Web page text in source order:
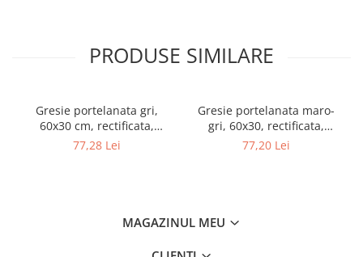
Profile metalice/Profile pentru gips-
PRODUSE SIMILARE
Gresie portelanata gri,
60x30 cm, rectificata,
Colectie QUARTZ, str. -
77,28 Lei
Gresie portelanata maro-
gri, 60x30, rectificata,
Colectie LEGNO CLASSICO -
77,20 Lei
MAGAZINUL MEU